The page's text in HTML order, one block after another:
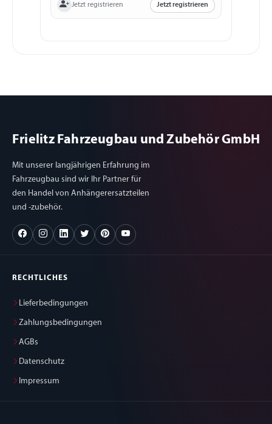
Jetzt registrieren Jetzt registrieren
Frielitz Fahrzeugbau und Zubehör GmbH
Mit unserer langjährigen Erfahrung im
Fahrzeugbau sind wir Ihr Partner für
den Handel von Anhängerersatzteilen
und -zubehör.
RECHTLICHES
Lieferbedingungen
Zahlungsbedingungen
AGBs
Datenschutz
Impressum